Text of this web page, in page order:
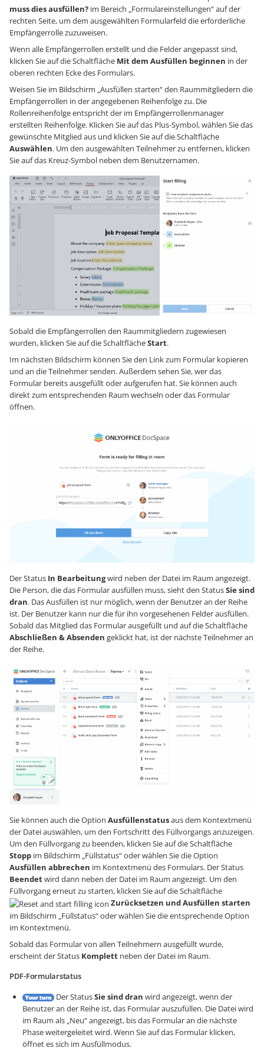
muss dies ausfüllen? im Bereich „Formulareinstellungen“ auf der
rechten Seite, um dem ausgewählten Formularfeld die erforderliche
Empfängerrolle zuzuweisen.
Wenn alle Empfängerrollen erstellt und die Felder angepasst sind,
klicken Sie auf die Schaltfläche Mit dem Ausfüllen beginnen in der
oberen rechten Ecke des Formulars.
Weisen Sie im Bildschirm „Ausfüllen starten“ den Raummitgliedern die
Empfängerrollen in der angegebenen Reihenfolge zu. Die
Rollenreihenfolge entspricht der im Empfängerrollenmanager
erstellten Reihenfolge. Klicken Sie auf das Plus-Symbol, wählen Sie das
gewünschte Mitglied aus und klicken Sie auf die Schaltfläche
Auswählen. Um den ausgewählten Teilnehmer zu entfernen, klicken
Sie auf das Kreuz-Symbol neben dem Benutzernamen.
Sobald die Empfängerrollen den Raummitgliedern zugewiesen
wurden, klicken Sie auf die SchaltflächeStart.
Im nächsten Bildschirm können Sie den Link zum Formular kopieren
und an die Teilnehmer senden. Außerdem sehen Sie, wer das
Formular bereits ausgefüllt oder aufgerufen hat. Sie können auch
direkt zum entsprechenden Raum wechseln oder das Formular
öffnen.
Der Status In Bearbeitungwird neben der Datei im Raum angezeigt.
Die Person, die das Formular ausfüllen muss, sieht den StatusSie sind
dran. Das Ausfüllen ist nur möglich, wenn der Benutzer an der Reihe
ist. Der Benutzer kann nur die für ihn vorgesehenen Felder ausfüllen.
Sobald das Mitglied das Formular ausgefüllt und auf die Schaltfläche
Abschließen & Absenden geklickt hat, ist der nächste Teilnehmer an
der Reihe.
Sie können auch die Option Ausfüllenstatusaus dem Kontextmenü
der Datei auswählen, um den Fortschritt des Füllvorgangs anzuzeigen.
Um den Füllvorgang zu beenden, klicken Sie auf die Schaltfläche
Stopp im Bildschirm „Füllstatus“ oder wählen Sie die Option
Ausfüllen abbrechen im Kontextmenü des Formulars. Der Status
Beendetwird dann neben der Datei im Raum angezeigt. Um den
Füllvorgang erneut zu starten, klicken Sie auf die Schaltfläche
Zurücksetzen und Ausfüllen starten
im Bildschirm „Füllstatus“ oder wählen Sie die entsprechende Option
im Kontextmenü.
Sobald das Formular von allen Teilnehmern ausgefüllt wurde,
erscheint der Status Komplett neben der Datei im Raum.
PDF-Formularstatus
Der StatusSie sind dran wird angezeigt, wenn der
Benutzer an der Reihe ist, das Formular auszufüllen. Die Datei wird
im Raum als „Neu“ angezeigt, bis das Formular an die nächste
Phase weitergeleitet wird. Wenn Sie auf das Formular klicken,
öffnet es sich im Ausfüllmodus.